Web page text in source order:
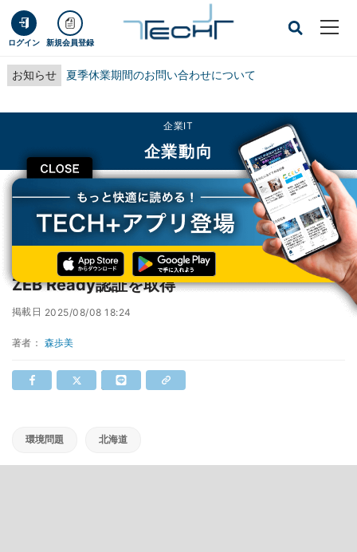
ログイン 新規会員登録
お知らせ 夏季休業期間のお問い合わせについて
CLOSE
企業IT
企業動向
TECH+ 企業IT
企業動向
北海道電力、改修予定の2件の物件についてZEB Ready認証を取得
北海道電力、改修予定の2件の物件について
ZEB Ready認証を取得
掲載日 2025/08/08 18:24
著者： 森歩美
環境問題 北海道